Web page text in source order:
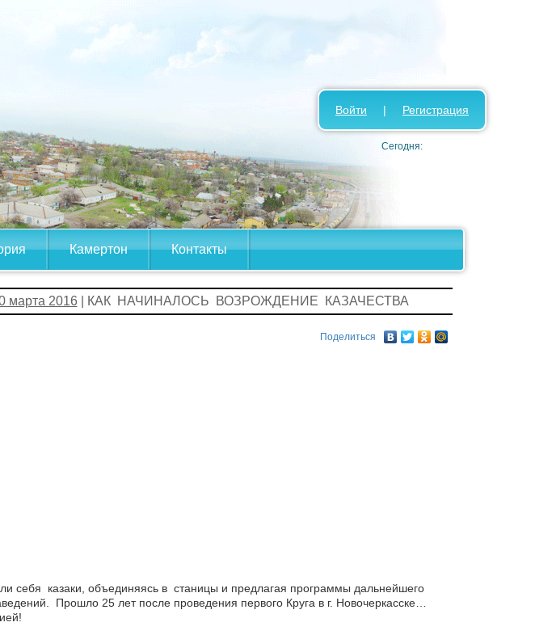
Камертон Контакты
Войти | Регистрация
Сегодня:
марта 2016| КАК НАЧИНАЛОСЬ ВОЗРОЖДЕНИЕ КАЗАЧЕСТВА
Поделиться
себя казаки, объединяясь в станицы и предлагая программы дальнейшего
Прошло 25 лет после проведения первого Круга в г. Новочеркасске…